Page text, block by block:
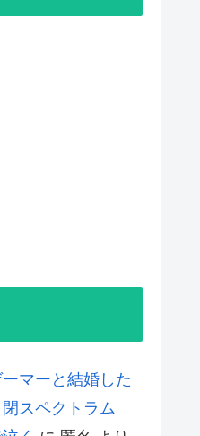
マーと結婚した
スペクトラム